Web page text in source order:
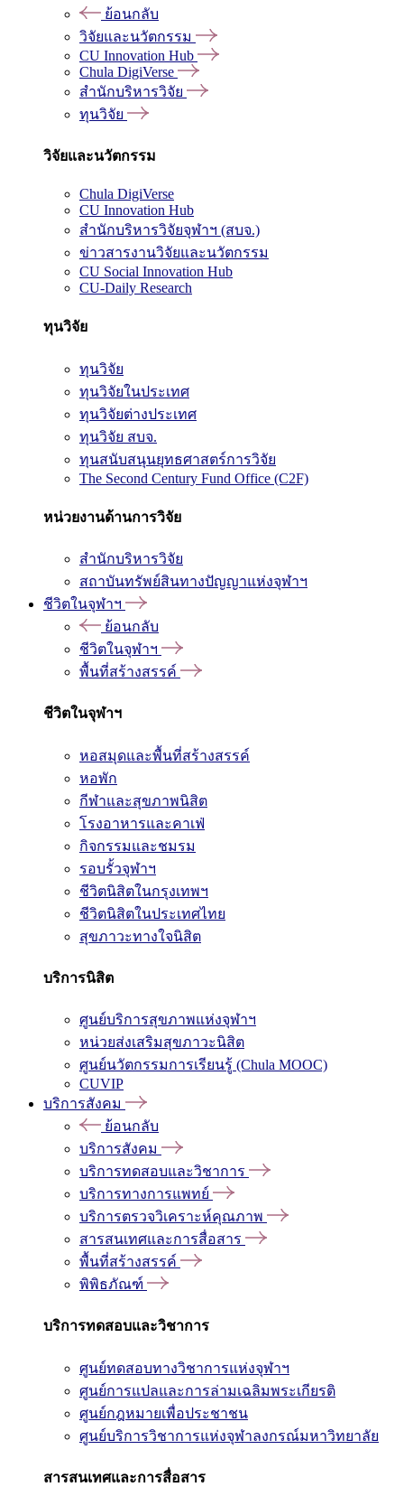
ย้อนกลับ
วิจัยและนวัตกรรม
CU Innovation Hub
Chula DigiVerse
สำนักบริหารวิจัย
ทุนวิจัย
วิจัยและนวัตกรรม
Chula DigiVerse
CU Innovation Hub
สำนักบริหารวิจัยจุฬาฯ (สบจ.)
ข่าวสารงานวิจัยและนวัตกรรม
CU Social Innovation Hub
CU-Daily Research
ทุนวิจัย
ทุนวิจัย
ทุนวิจัยในประเทศ
ทุนวิจัยต่างประเทศ
ทุนวิจัย สบจ.
ทุนสนับสนุนยุทธศาสตร์การวิจัย
The Second Century Fund Office (C2F)
หน่วยงานด้านการวิจัย
สำนักบริหารวิจัย
สถาบันทรัพย์สินทางปัญญาแห่งจุฬาฯ
ชีวิตในจุฬาฯ
ย้อนกลับ
ชีวิตในจุฬาฯ
พื้นที่สร้างสรรค์
ชีวิตในจุฬาฯ
หอสมุดและพื้นที่สร้างสรรค์
หอพัก
กีฬาและสุขภาพนิสิต
โรงอาหารและคาเฟ่
กิจกรรมและชมรม
รอบรั้วจุฬาฯ
ชีวิตนิสิตในกรุงเทพฯ
ชีวิตนิสิตในประเทศไทย
สุขภาวะทางใจนิสิต
บริการนิสิต
ศูนย์บริการสุขภาพแห่งจุฬาฯ
หน่วยส่งเสริมสุขภาวะนิสิต
ศูนย์นวัตกรรมการเรียนรู้ (Chula MOOC)
CUVIP
บริการสังคม
ย้อนกลับ
บริการสังคม
บริการทดสอบและวิชาการ
บริการทางการแพทย์
บริการตรวจวิเคราะห์คุณภาพ
สารสนเทศและการสื่อสาร
พื้นที่สร้างสรรค์
พิพิธภัณฑ์
บริการทดสอบและวิชาการ
ศูนย์ทดสอบทางวิชาการแห่งจุฬาฯ
ศูนย์การแปลและการล่ามเฉลิมพระเกียรติ
ศูนย์กฎหมายเพื่อประชาชน
ศูนย์บริการวิชาการแห่งจุฬาลงกรณ์มหาวิทยาลัย
สารสนเทศและการสื่อสาร